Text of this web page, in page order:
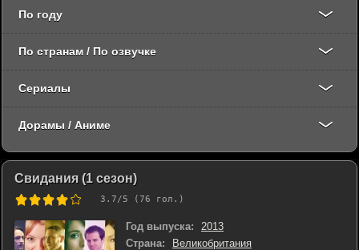
Свидания (1 сезон)
3.7/5 (76 гол.)
Год выпуска:
2013
Страна:
Великобритания
По году
По странам / По озвучке
Сериалы
Дорамы / Аниме